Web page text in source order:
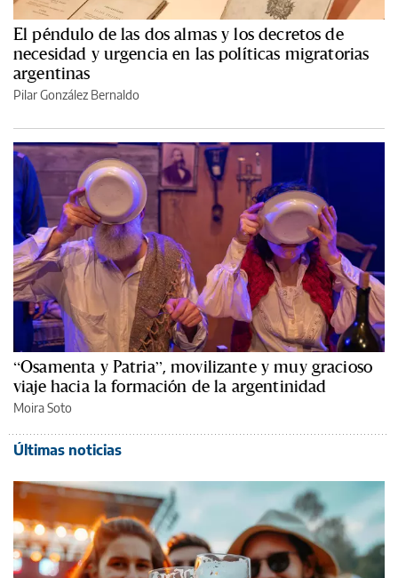
El péndulo de las dos almas y los decretos de
necesidad y urgencia en las políticas migratorias
argentinas
Pilar González Bernaldo
“Osamenta y Patria”, movilizante y muy gracioso
viaje hacia la formación de la argentinidad
Moira Soto
Últimas noticias